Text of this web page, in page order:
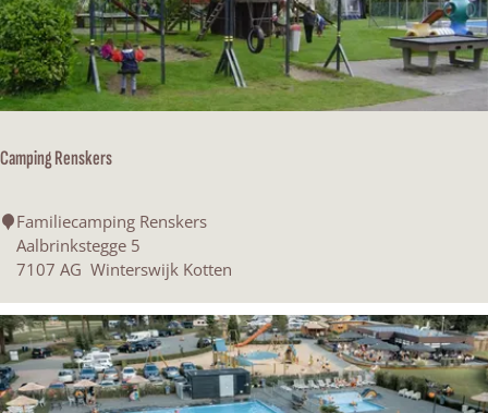
a
t
Camping Renskers
C
i
n
g
R
Familiecamping Renskers
Aalbrinkstegge 5
7107 AG Winterswijk Kotten